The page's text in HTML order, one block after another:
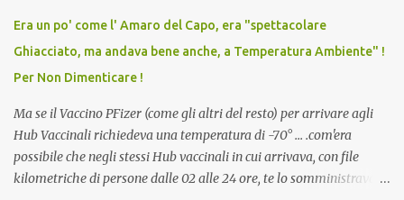
vaccino usato per minacciare i mezzi di sussistenza, il lavoro o la
scuola. Non avevamo mai visto un vaccino che permettesse a un
dodicenne di ignorare il consenso dei genitori. Dopo tutti i vaccini
che abbiamo elencato sopra...
Era un po' come l' Amaro del Capo, era "spettacolare
Ghiacciato, ma andava bene anche, a Temperatura Ambiente" !
Per Non Dimenticare !
Ma se il Vaccino PFizer (come gli altri del resto) per arrivare agli
Hub Vaccinali richiedeva una temperatura di -70° ... .com'era
possibile che negli stessi Hub vaccinali in cui arrivava, con file
kilometriche di persone dalle 02 alle 24 ore, te lo somministravano